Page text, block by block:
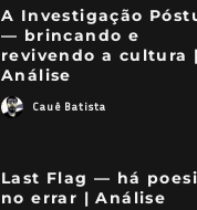
A Investigação
— brincando e
revivendo a cultura |
Análise
Cauê Batista
Last Flag — há
no errar | Análise